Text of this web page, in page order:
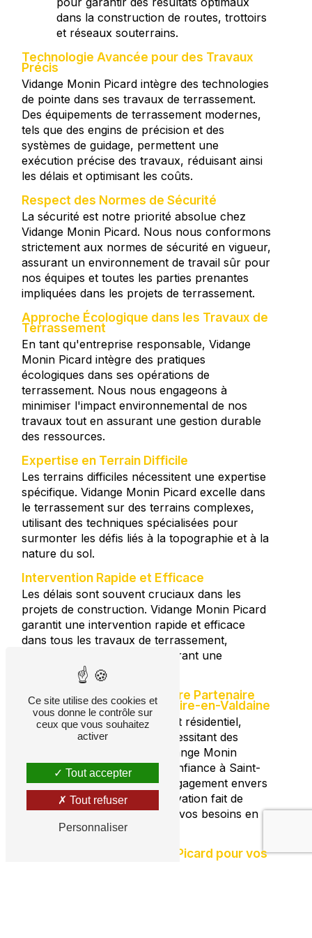
dans la construction de routes, trottoirs
et réseaux souterrains.
Technologie Avancée pour des Travaux
Précis
Vidange Monin Picard intègre des technologies
de pointe dans ses travaux de terrassement.
Des équipements de terrassement modernes,
tels que des engins de précision et des
systèmes de guidage, permettent une
exécution précise des travaux, réduisant ainsi
les délais et optimisant les coûts.
Respect des Normes de Sécurité
La sécurité est notre priorité absolue chez
Vidange Monin Picard. Nous nous conformons
strictement aux normes de sécurité en vigueur,
assurant un environnement de travail sûr pour
nos équipes et toutes les parties prenantes
impliquées dans les projets de terrassement.
Approche Écologique dans les Travaux de
Terrassement
En tant qu'entreprise responsable, Vidange
Monin Picard intègre des pratiques
écologiques dans ses opérations de
terrassement. Nous nous engageons à
minimiser l'impact environnemental de nos
travaux tout en assurant une gestion durable
des ressources.
Expertise en Terrain Difficile
Les terrains difficiles nécessitent une expertise
spécifique. Vidange Monin Picard excelle dans
le terrassement sur des terrains complexes,
utilisant des techniques spécialisées pour
surmonter les défis liés à la topographie et à la
nature du sol.
Intervention Rapide et Efficace
Les délais sont souvent cruciaux dans les
projets de construction. Vidange Monin Picard
garantit une intervention rapide et efficace
dans tous les travaux de terrassement,
minimisant les retards et assurant une
progression fluide du projet.
Vidange Monin Picard : Votre Partenaire
de Confiance en Saint-Geoire-en-Valdaine
Que vous envisagiez un projet résidentiel,
commercial ou municipal nécessitant des
travaux de terrassement, Vidange Monin
Picard est le partenaire de confiance à Saint-
Geoire-en-Valdaine. Notre engagement envers
la qualité, la sécurité et l'innovation fait de
nous le choix idéal pour tous vos besoins en
terrassement.
Contactez Vidange Monin Picard pour vos
Ce site utilise des cookies et
vous donne le contrôle sur
ceux que vous souhaitez
activer
Tout accepter
Tout refuser
Personnaliser